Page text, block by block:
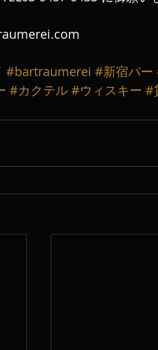
#bartraumerei #新宿バー
#カクテル #ウィスキー #